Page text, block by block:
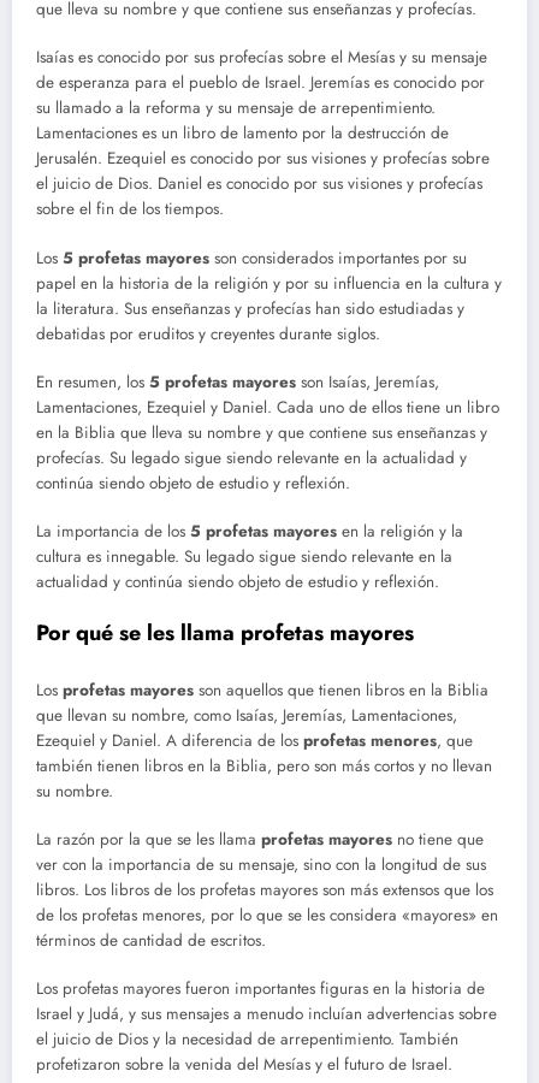
que lleva su nombre y que contiene sus enseñanzas y profecías.
Isaías es conocido por sus profecías sobre el Mesías y su mensaje
de esperanza para el pueblo de Israel. Jeremías es conocido por
su llamado a la reforma y su mensaje de arrepentimiento.
Lamentaciones es un libro de lamento por la destrucción de
Jerusalén. Ezequiel es conocido por sus visiones y profecías sobre
el juicio de Dios. Daniel es conocido por sus visiones y profecías
sobre el fin de los tiempos.
Los 5 profetas mayores son considerados importantes por su
papel en la historia de la religión y por su influencia en la cultura y
la literatura. Sus enseñanzas y profecías han sido estudiadas y
debatidas por eruditos y creyentes durante siglos.
En resumen, los 5 profetas mayores son Isaías, Jeremías,
Lamentaciones, Ezequiel y Daniel. Cada uno de ellos tiene un libro
en la Biblia que lleva su nombre y que contiene sus enseñanzas y
profecías. Su legado sigue siendo relevante en la actualidad y
continúa siendo objeto de estudio y reflexión.
La importancia de los 5 profetas mayores en la religión y la
cultura es innegable. Su legado sigue siendo relevante en la
actualidad y continúa siendo objeto de estudio y reflexión.
Por qué se les llama profetas mayores
Los profetas mayores son aquellos que tienen libros en la Biblia
que llevan su nombre, como Isaías, Jeremías, Lamentaciones,
Ezequiel y Daniel. A diferencia de los profetas menores, que
también tienen libros en la Biblia, pero son más cortos y no llevan
su nombre.
La razón por la que se les llama profetas mayores no tiene que
ver con la importancia de su mensaje, sino con la longitud de sus
libros. Los libros de los profetas mayores son más extensos que los
de los profetas menores, por lo que se les considera «mayores» en
términos de cantidad de escritos.
Los profetas mayores fueron importantes figuras en la historia de
Israel y Judá, y sus mensajes a menudo incluían advertencias sobre
el juicio de Dios y la necesidad de arrepentimiento. También
profetizaron sobre la venida del Mesías y el futuro de Israel.